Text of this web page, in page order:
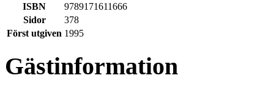
ISBN
9789171611666
Sidor
378
Först utgiven 1995
Gästinformation